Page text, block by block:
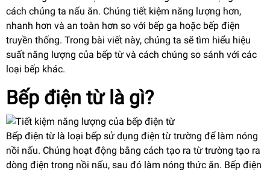
cách chúng ta nấu ăn. Chúng tiết kiệm năng lượng hơn,
nhanh hơn và an toàn hơn so với bếp ga hoặc bếp điện
truyền thống. Trong bài viết này, chúng ta sẽ tìm hiểu hiệu
suất năng lượng của bếp từ và cách chúng so sánh với các
loại bếp khác.
Bếp điện từ là gì?
Bếp điện từ là loại bếp sử dụng điện từ trường để làm nóng
nồi nấu. Chúng hoạt động bằng cách tạo ra từ trường tạo ra
dòng điện trong nồi nấu, sau đó làm nóng thức ăn. Bếp điện